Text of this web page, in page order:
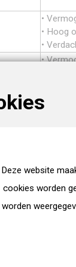
Deze website
cookies worden
worden
•
• Hoog
•
•
•
•
•
• Hoog
•